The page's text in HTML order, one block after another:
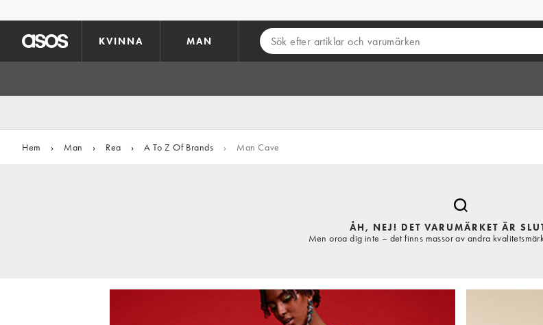
KVINNA MAN
Hem › Man › Rea › A To Z Of Brands › Man Cave
ÅH, NEJ! DET VARUMÄRKET ÄR
Men oroa dig inte – det finns massor av andra